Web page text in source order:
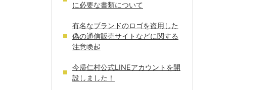
に必要な書類について
有名なブランドのロゴを盗用した
偽の通信販売サイトなどに関する
注意喚起
今帰仁村公式LINEアカウントを開
設しました！